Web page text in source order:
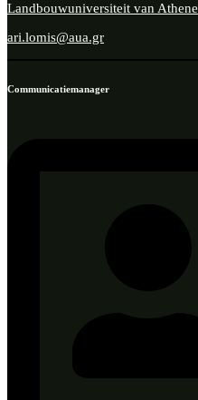
Landbouwuniversiteit van Athene
ari.lomis@aua.gr
Communicatiemanager